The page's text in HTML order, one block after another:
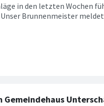
in den letzten Wochen
Brunnenmeister